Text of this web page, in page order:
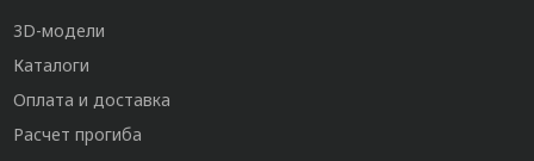
3D-модели
Каталоги
Оплата и доставка
Расчет прогиба